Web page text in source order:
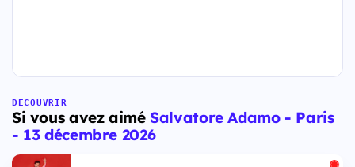
DÉCOUVRIR
Si vous avez aiméSalvatore Adamo - Paris
- 13 décembre 2026